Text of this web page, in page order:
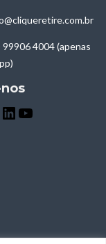
99906 4004 (apenas